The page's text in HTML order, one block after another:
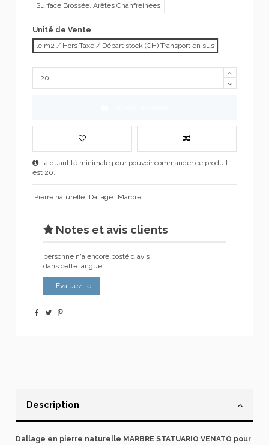
Surface Brossée, Arêtes Chanfreinées
Unité de Vente
le m2 / Hors Taxe / Départ stock (CH) Transport en sus
La quantité minimale pour pouvoir commander ce produit
est 20.
Pierre naturelle Dallage Marbre
Notes et avis clients
personne n'a encore posté d'avis
dans cette langue
Evaluez-le
Description
Dallage en pierre naturelle MARBRE STATUARIO VENATO pour